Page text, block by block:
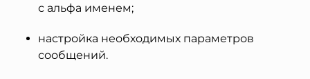
с альфа именем;
настройка необходимых параметров
сообщений.